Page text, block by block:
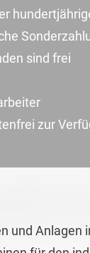
sind frei
zur
und Anlagen